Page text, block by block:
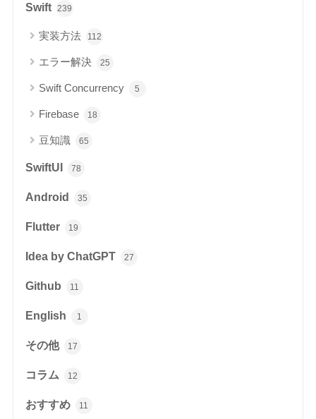
Swift 239
実装方法 112
エラー解決 25
Swift Concurrency 5
Firebase 18
豆知識 65
SwiftUI 78
Android 35
Flutter 19
Idea by ChatGPT 27
Github 11
English 1
その他 17
コラム 12
おすすめ 11